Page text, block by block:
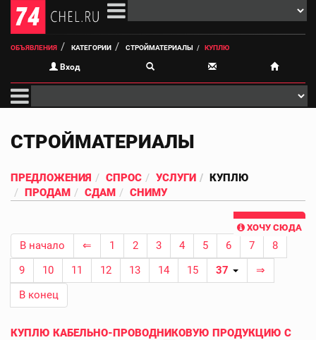
ОБЪЯВЛЕНИЯ КАТЕГОРИИ СТРОЙМАТЕРИАЛЫ КУПЛЮ
Вход
СТРОЙМАТЕРИАЛЫ
ПРЕДЛОЖЕНИЯ СПРОС УСЛУГИ
КУПЛЮ
ПРОДАМ
СДАМ СНИМУ
ХОЧУ СЮДА
В начало ⇐ 1 2 3 4 5 6 7
8
9
10 11 12 13 14 15 37
⇒
В конец
КУПЛЮ КАБЕЛЬНО-ПРОВОДНИКОВУЮ ПРОДУКЦИЮ С